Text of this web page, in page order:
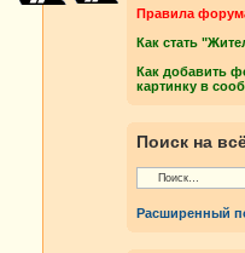
Правила
Как стать
Как добавить
картинку в
Поиск на
Расширенный